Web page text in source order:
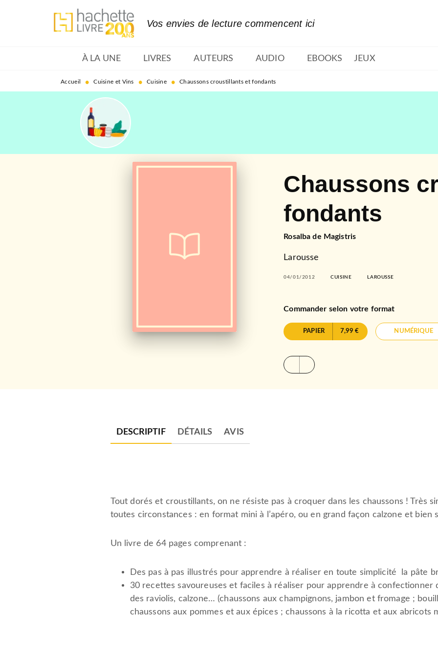
MENU RECHERCHE
Vos envies de lecture commencent ici
À LA UNE LIVRES AUTEURS AUDIO EBOOKS JEUX
Accueil • Cuisine et Vins • Cuisine • Chaussons croustillants et fondants
Chaussons
fondants
Rosalba de Magistris
Larousse
04/01/2012 CUISINE LAROUSSE
Commander selon votre format
PAPIER 7,99 € NUMÉRIQUE
DESCRIPTIF DÉTAILS AVIS
Tout dorés et croustillants, on ne résiste pas à croquer dans les chaussons ! Très
toutes circonstances : en format mini à l’apéro, ou en grand façon calzone et bien
Un livre de 64 pages comprenant :
Des pas à pas illustrés pour apprendre à réaliser en toute simplicité la pâte
30 recettes savoureuses et faciles à réaliser pour apprendre à confectionner
des raviolis, calzone… (chaussons aux champignons, jambon et fromage ;
chaussons aux pommes et aux épices ; chaussons à la ricotta et aux abricots